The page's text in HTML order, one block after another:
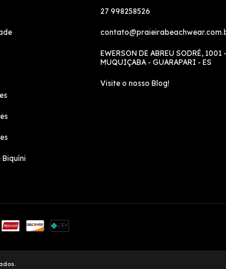
Biquíni
27 998258526
EWERSON DE ABREU SODRÉ, 1001 -
MUQUIÇABA - GUARAPARI - ES
Visite o nosso Blog!